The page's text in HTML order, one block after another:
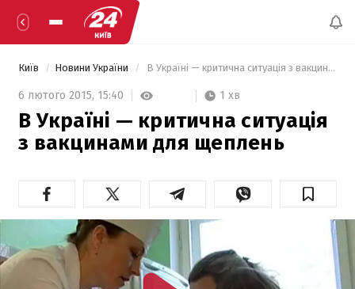
Київ Новини України В Україні — критична ситуація з вакцинами для щеплень
6 лютого 2015, 15:40 1 хв
В Україні — критична ситуація
з вакцинами для щеплень